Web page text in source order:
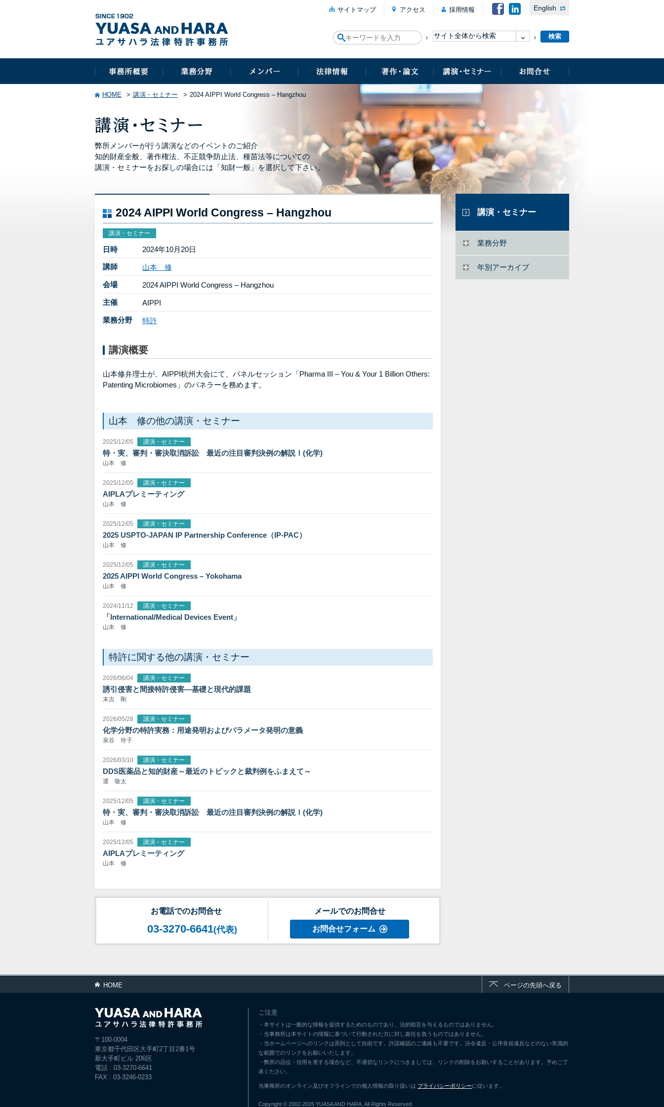
サイトマップ アクセス 採用情報 English
HOME 講演・セミナー 2024 AIPPI World Congress – Hangzhou
弊所メンバーが行う講演などのイベントのご紹介
知的財産全般、著作権法、不正競争防止法、種苗法等についての
講演・セミナーをお探しの場合には「知財一般」を選択して下さい。
2024 AIPPI World Congress – Hangzhou
講演・セミナー
日時 2024年10月20日
講師 山本 修
会場 2024 AIPPI World Congress – Hangzhou
主催 AIPPI
業務分野 特許
講演概要
山本修弁理士が、AIPPI杭州大会にて、パネルセッション「Pharma III – You & Your 1 Billion Others:
Patenting Microbiomes」のパネラーを務めます。
山本 修の他の講演・セミナー
2025/12/05 講演・セミナー
特・実、審判・審決取消訴訟 最近の注目審判決例の解説Ⅰ(化学)
山本 修
2025/12/05 講演・セミナー
AIPLAプレミーティング
山本 修
2025/12/05 講演・セミナー
2025 USPTO-JAPAN IP Partnership Conference（IP-PAC）
山本 修
2025/12/05 講演・セミナー
2025 AIPPI World Congress – Yokohama
山本 修
2024/11/12 講演・セミナー
「International/Medical Devices Event」
山本 修
特許に関する他の講演・セミナー
2026/06/04 講演・セミナー
誘引侵害と間接特許侵害―基礎と現代的課題
末吉 剛
2026/05/28 講演・セミナー
化学分野の特許実務：用途発明およびパラメータ発明の意義
泉谷 玲子
2026/03/10 講演・セミナー
DDS医薬品と知的財産～最近のトピックと裁判例をふまえて～
運 敬太
2025/12/05 講演・セミナー
特・実、審判・審決取消訴訟 最近の注目審判決例の解説Ⅰ(化学)
山本 修
2025/12/05 講演・セミナー
AIPLAプレミーティング
山本 修
お電話でのお問合せ
03-3270-6641(代表)
メールでのお問合せ
お問合せフォーム
講演・セミナー
業務分野
年別アーカイブ
HOME ページの先頭へ戻る
〒100-0004
東京都千代田区大手町2丁目2番1号
新大手町ビル 206区
電話 : 03-3270-6641
FAX : 03-3246-0233
ご注意
・本サイトは一般的な情報を提供するためのものであり、法的助言を与えるものではありません。.
・当事務所は本サイトの情報に基づいて行動された方に対し責任を負うものではありません。
・当ホームページへのリンクは原則として自由です。許諾確認のご連絡も不要です。法令違反・公序良俗違反などのない常識的
な範囲でのリンクをお願いいたします。
・弊所の品位・信用を害する場合など、不適切なリンクにつきましては、リンクの削除をお願いすることがあります。予めご了
承ください。
当事務所のオンライン及びオフラインでの個人情報の取り扱いは プライバシーポリシーに従います。
Copyright © 2002-2026 YUASA AND HARA. All Rights Reserved.